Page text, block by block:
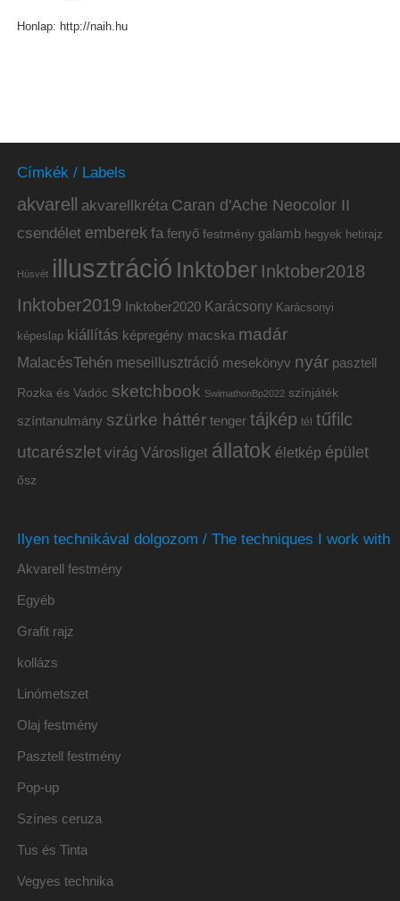
Honlap: http://naih.hu
Címkék / Labels
akvarell akvarellkréta Caran d'Ache Neocolor II
csendélet emberek fa fenyő festmény galamb hegyek hetirajz
Húsvét illusztráció Inktober Inktober2018
Inktober2019 Inktober2020 Karácsony Karácsonyi
képeslap kiállítás képregény macska madár
MalacésTehén meseillusztráció mesekönyv nyár pasztell
Rozka és Vadóc sketchbook SwimathonBp2022 színjáték
színtanulmány szürke háttér tenger tájkép tél tűfilc
utcarészlet virág Városliget állatok életkép épület
ősz
Ilyen technikával dolgozom / The techniques I work with
Akvarell festmény
Egyéb
Grafit rajz
kollázs
Linómetszet
Olaj festmény
Pasztell festmény
Pop-up
Színes ceruza
Tus és Tinta
Vegyes technika